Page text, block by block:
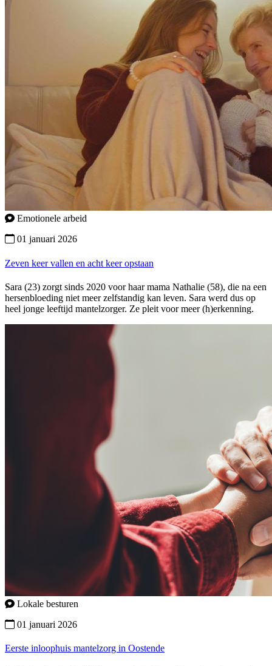
Emotionele arbeid
01 januari 2026
Zeven keer vallen en acht keer opstaan
Sara (23) zorgt sinds 2020 voor haar mama Nathalie (58), die na een
hersenbloeding niet meer zelfstandig kan leven. Sara werd dus op
heel jonge leeftijd mantelzorger. Ze pleit voor meer (h)erkenning.
Lokale besturen
01 januari 2026
Eerste inloophuis mantelzorg in Oostende